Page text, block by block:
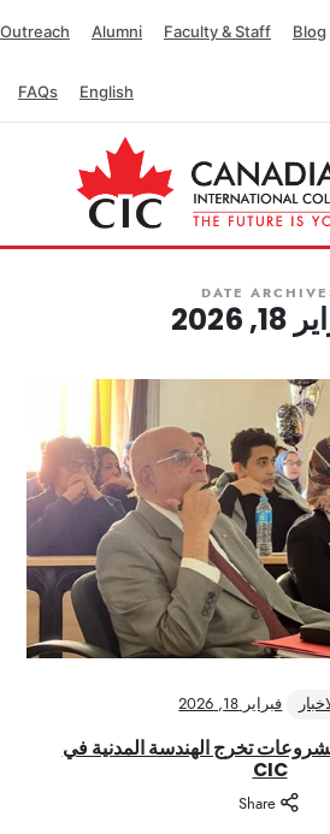
Outreach Alumni Faculty & Staff Blog
FAQs English
DATE
2026
فبراير 18, 2026
تخرج الهندسة المدنية في
CIC
Share